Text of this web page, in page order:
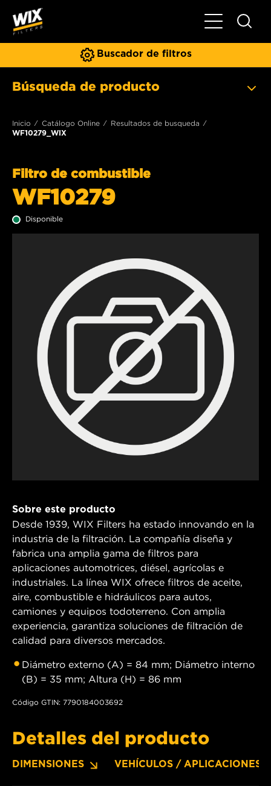
Toggle
Buscador de filtros
Búsqueda de producto
Inicio Catálogo Online
Resultados de busqueda
WF10279_WIX
Filtro de combustible
WF10279
Disponible
Sobre este producto
Desde 1939, WIX Filters ha estado innovando en la
industria de la filtración. La compañía diseña y
fabrica una amplia gama de filtros para
aplicaciones automotrices, diésel, agrícolas e
industriales. La línea WIX ofrece filtros de aceite,
aire, combustible e hidráulicos para autos,
camiones y equipos todoterreno. Con amplia
experiencia, garantiza soluciones de filtración de
calidad para diversos mercados.
Diámetro externo (A) = 84 mm; Diámetro interno
(B) = 35 mm; Altura (H) = 86 mm
Código GTIN: 7790184003692
Detalles del producto
DIMENSIONES VEHÍCULOS / APLICACIONES